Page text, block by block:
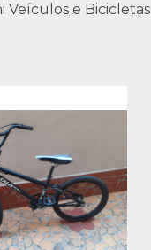
Veículos e Bicicletas